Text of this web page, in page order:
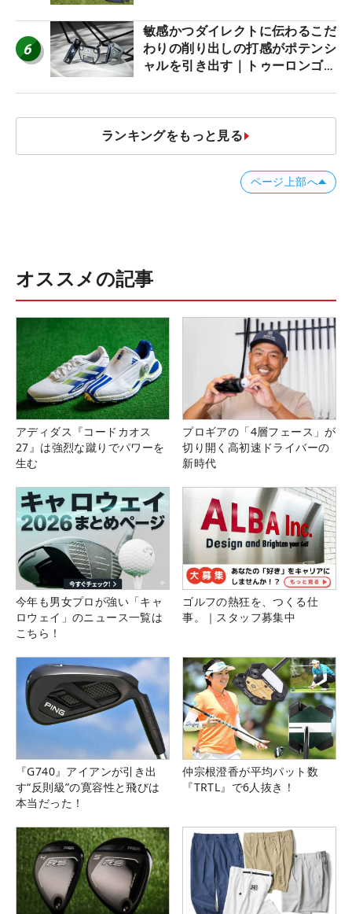
6
敏感かつダイレクトに伝わるこだ
わりの削り出しの打感がポテンシ
ャルを引き出す｜トゥーロンゴル
ランキングをもっと見る
ページ上部へ
オススメの記事
アディダス『コードカオス
27』は強烈な蹴りでパワーを
生む
プロギアの「4層フェース」が
切り開く高初速ドライバーの
新時代
今年も男女プロが強い「キャ
ロウェイ」のニュース一覧は
こちら！
ゴルフの熱狂を、つくる仕
事。｜スタッフ募集中
『G740』アイアンが引き出
す“反則級”の寛容性と飛びは
本当だった！
仲宗根澄香が平均パット数
『TRTL』で6人抜き！